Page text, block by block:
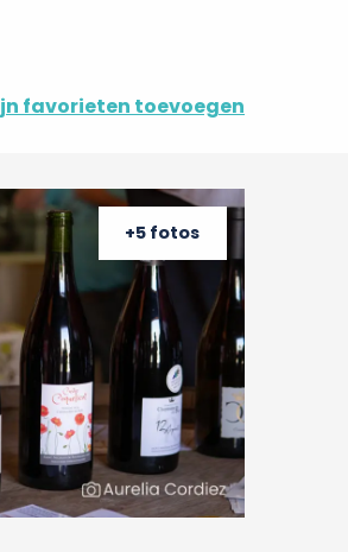
favoris
favorieten toevoegen
+5 fotos